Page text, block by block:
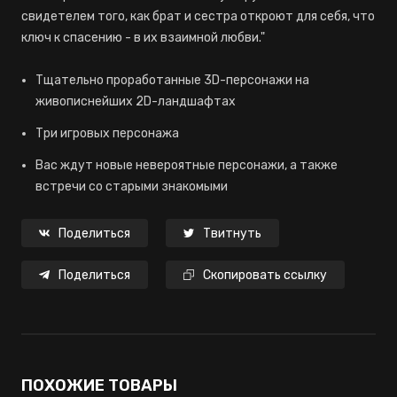
свидетелем того, как брат и сестра откроют для себя, что
ключ к спасению - в их взаимной любви."
Тщательно проработанные 3D-персонажи на
живописнейших 2D-ландшафтах
Три игровых персонажа
Вас ждут новые невероятные персонажи, а также
встречи со старыми знакомыми
Поделиться Твитнуть
Поделиться Скопировать ссылку
ПОХОЖИЕ ТОВАРЫ